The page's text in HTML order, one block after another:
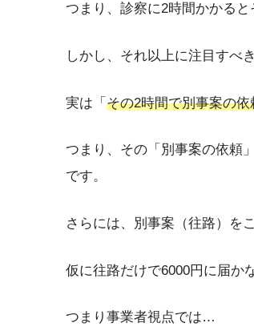
つまり、診察に2時間かかると
しかし、それ以上に注目すべ
実は「 その2時間で別事案の依
つまり、その「別事案の依頼
です。
さらには、別事案（往路）を
仮に往路だけで6000円に届か
つまり事業者視点では…